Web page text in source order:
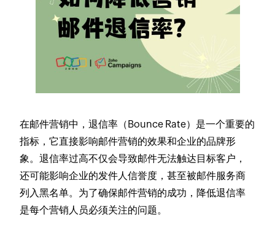
在邮件营销中，退信率（Bounce Rate）是一个重要的
指标，它直接影响邮件营销的效果和企业的品牌形
象。退信率过高不仅会导致邮件无法触达目标客户，
还可能影响企业的发件人信誉度，甚至被邮件服务商
列入黑名单。为了确保邮件营销的成功，降低退信率
是每个营销人员必须关注的问题。